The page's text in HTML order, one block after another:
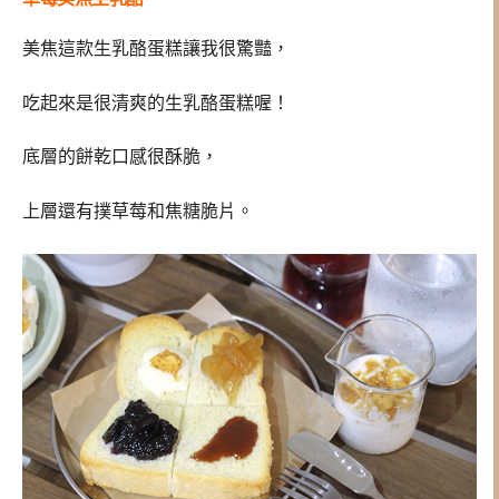
美焦這款生乳酪蛋糕讓我很驚豔，
吃起來是很清爽的生乳酪蛋糕喔！
底層的餅乾口感很酥脆，
上層還有撲草莓和焦糖脆片。